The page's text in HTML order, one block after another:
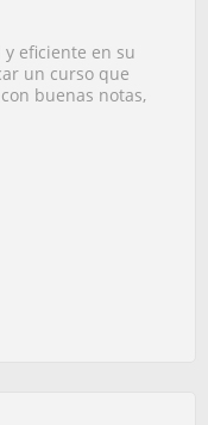
eficiente en su
un curso que
buenas notas,